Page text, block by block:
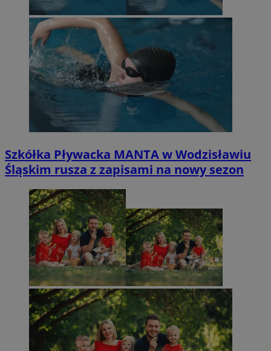
Szkółka Pływacka MANTA w Wodzisławiu
Śląskim rusza z zapisami na nowy sezon